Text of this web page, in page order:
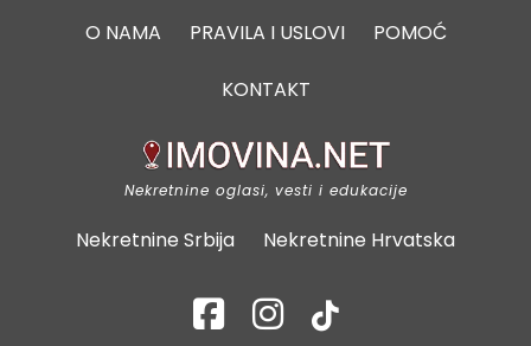
O NAMA PRAVILA I USLOVI POMOĆ
KONTAKT
Nekretnine oglasi, vesti i edukacije
Nekretnine Srbija Nekretnine Hrvatska